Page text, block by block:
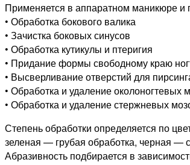
Применяется в аппаратном маникюре и
• Обработка бокового валика
• Зачистка боковых синусов
• Обработка кутикулы и птеригия
• Придание формы свободному краю
• Высверливание отверстий для
• Обработка и удаление околоногтевых
• Обработка и удаление стержневых
Степень обработки определяется по
зеленая — грубая обработка, черная —
Абразивность подбирается в